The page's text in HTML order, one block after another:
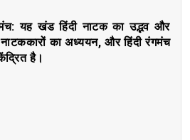
यह खंड हिंदी नाटक का उद्भव और
का अध्ययन, और हिंदी रंगमंच
है।